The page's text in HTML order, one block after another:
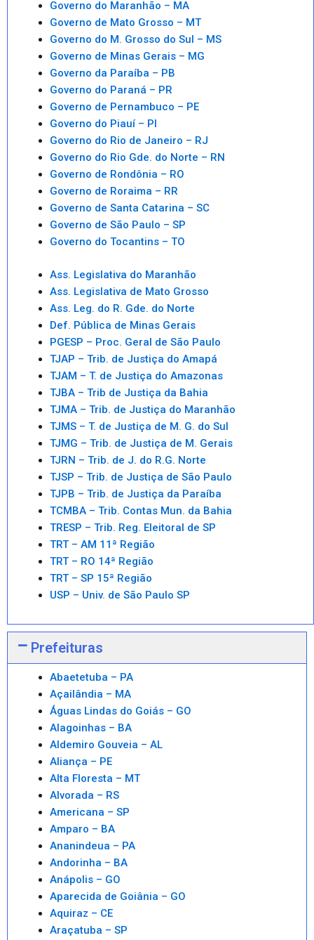
Governo do Maranhão – MA
Governo de Mato Grosso – MT
Governo do M. Grosso do Sul – MS
Governo de Minas Gerais – MG
Governo da Paraíba – PB
Governo do Paraná – PR
Governo de Pernambuco – PE
Governo do Piauí – PI
Governo do Rio de Janeiro – RJ
Governo do Rio Gde. do Norte – RN
Governo de Rondônia – RO
Governo de Roraima – RR
Governo de Santa Catarina – SC
Governo de São Paulo – SP
Governo do Tocantins – TO
Ass. Legislativa do Maranhão
Ass. Legislativa de Mato Grosso
Ass. Leg. do R. Gde. do Norte
Def. Pública de Minas Gerais
PGESP – Proc. Geral de São Paulo
TJAP – Trib. de Justiça do Amapá
TJAM – T. de Justiça do Amazonas
TJBA – Trib de Justiça da Bahia
TJMA – Trib. de Justiça do Maranhão
TJMS – T. de Justiça de M. G. do Sul
TJMG – Trib. de Justiça de M. Gerais
TJRN – Trib. de J. do R.G. Norte
TJSP – Trib. de Justiça de São Paulo
TJPB – Trib. de Justiça da Paraíba
TCMBA – Trib. Contas Mun. da Bahia
TRESP – Trib. Reg. Eleitoral de SP
TRT – AM 11ª Região
TRT – RO 14ª Região
TRT – SP 15ª Região
USP – Univ. de São Paulo SP
Prefeituras
Abaetetuba – PA
Açailândia – MA
Águas Lindas do Goiás – GO
Alagoinhas – BA
Aldemiro Gouveia – AL
Aliança – PE
Alta Floresta – MT
Alvorada – RS
Americana – SP
Amparo – BA
Ananindeua – PA
Andorinha – BA
Anápolis – GO
Aparecida de Goiânia – GO
Aquiraz – CE
Araçatuba – SP